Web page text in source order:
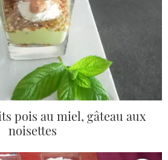
pois au miel, gâteau aux
noisettes